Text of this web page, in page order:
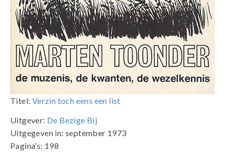
Titel: Verzin toch eens een list
Uitgever: De Bezige Bij
Uitgegeven in: september 1973
Pagina’s: 198